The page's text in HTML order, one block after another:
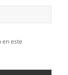
en este